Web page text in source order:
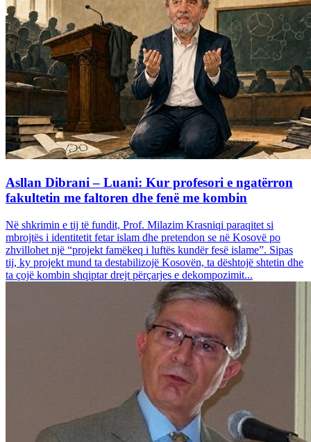
Asllan Dibrani – Luani: Kur profesori e ngatërron
fakultetin me faltoren dhe fenë me kombin
Në shkrimin e tij të fundit, Prof. Milazim Krasniqi paraqitet si
mbrojtës i identitetit fetar islam dhe pretendon se në Kosovë po
zhvillohet një “projekt famëkeq i luftës kundër fesë islame”. Sipas
tij, ky projekt mund ta destabilizojë Kosovën, ta dështojë shtetin dhe
ta çojë kombin shqiptar drejt përçarjes e dekompozimit...